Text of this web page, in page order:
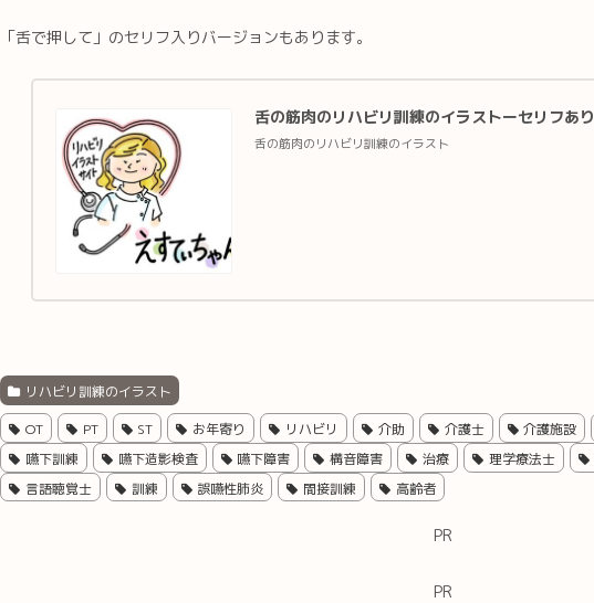
「舌で押して」のセリフ入りバージョンもあります。
舌の筋肉のリハビリ訓練のイラストーセリフあり
舌の筋肉のリハビリ訓練のイラスト
リハビリ訓練のイラスト
OT PT ST お年寄り リハビリ 介助 介護士 介護施設
嚥下訓練
嚥下造影検査 嚥下障害 構音障害 治療 理学療法士
言語聴覚士
訓練 誤嚥性肺炎 間接訓練 高齢者
PR
PR